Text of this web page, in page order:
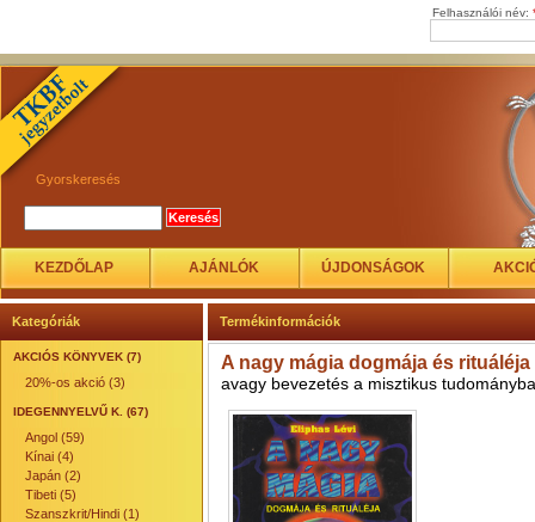
Felhasználói név:
Gyorskeresés
KEZDŐLAP AJÁNLÓK ÚJDONSÁGOK
Kategóriák
AKCIÓS KÖNYVEK (7)
20%-os akció (3)
IDEGENNYELVŰ K. (67)
Angol (59)
Kínai (4)
Japán (2)
Tibeti (5)
Szanszkrit/Hindi (1)
Termékinformációk
A nagy mágia dogmája és rituáléja
avagy bevezetés a misztikus